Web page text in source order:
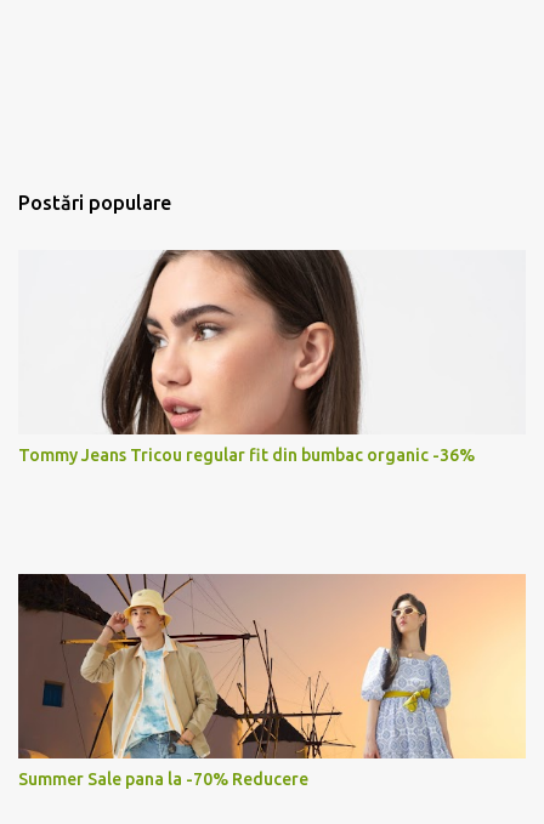
Postări populare
Tommy Jeans Tricou regular fit din bumbac organic -36%
Summer Sale pana la -70% Reducere